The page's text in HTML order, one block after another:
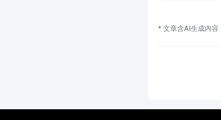
* 文章含AI生成内容